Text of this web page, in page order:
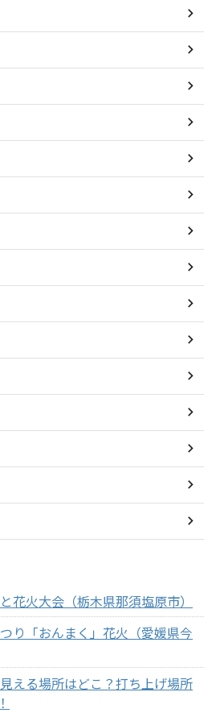
花火大会（栃木県那須塩原市）
り「おんまく」花火（愛媛県今
える場所はどこ？打ち上げ場所